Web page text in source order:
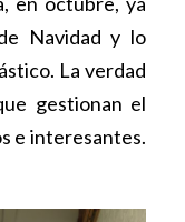
Navidad y lo
La verdad
gestionan el
e interesantes.